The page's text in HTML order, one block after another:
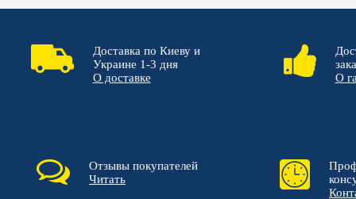
Доставка по Киеву и
Украине 1-3 дня
О доставке
О
Отзывы покупателей
Читать